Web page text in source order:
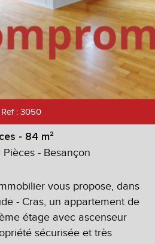
Ref : 3050
- 84 m²
- Besançon
vous propose, dans
- Cras, un appartement de
étage avec ascenseur
sécurisée et très